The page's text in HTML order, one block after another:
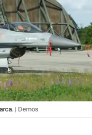
| Demos